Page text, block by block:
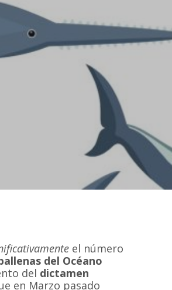
el número
del Océano
del dictamen
en Marzo pasado